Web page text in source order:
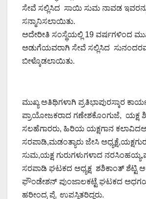
ಸೇವೆ ಸಲ್ಲಿಸಿದ ಸಾಯಿ ಸುಮ ನಾವಡ
ಸನ್ಮಾನಿಸಲಾಯಿತು.
ಅದೇರೀತಿ ಸಂಸ್ಥೆಯಲ್ಲಿ 19 ವರ್ಷಗಳಿಂದ
ಅಡುಗೆಯವರಾಗಿ ಸೇವೆ ಸಲ್ಲಿಸಿದ
ಬೀಳ್ಕೊಡಲಾಯಿತು.
ಮುಖ್ಯ ಅತಿಥಿಗಳಾಗಿ ಪ್ರತಿಭಾಪುರಸ್ಕಾರ
ಪ್ರಾಯೋಜಕರಾದ ಗಣೇಶಕೊಂಗುಜೆ, ಯಕ್ಷ
ಸಲಹೆಗಾರರು, ಹಿರಿಯ ಯಕ್ಷಗಾನ
ಸರಪಾಡಿ,ಮಡಂತ್ಯಾರು ಜೇಸಿ
ಸುಮ,ಯಕ್ಷ ಗುರುಗಳುಗಳಾದ
ಸರಪಾಡಿ ಘಟಕದ ಅಧ್ಯಕ್ಷ ಶಶಿಕಾಂತ್ ಶೆಟ್ಟಿ
ಫೌಂಡೇಶನ್ ಪುಂಜಾಲಕಟ್ಟೆ ಘಟಕದ
ಹರೀಂದ್ರ ಪೈ ಉಪಸ್ಥಿತರಿದ್ದರು.